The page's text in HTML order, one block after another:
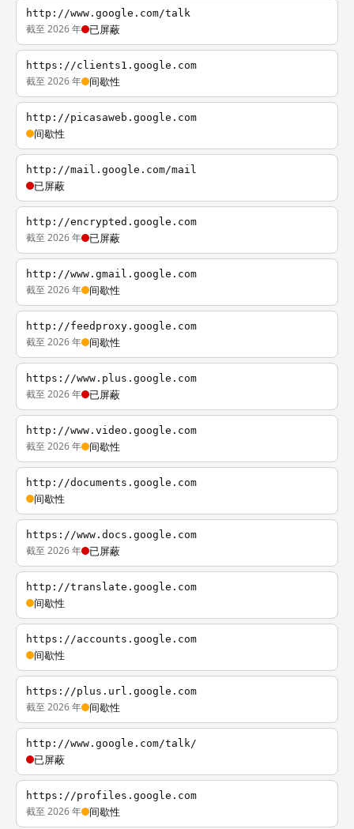
http://www.google.com/talk
截至 2026 年 已屏蔽
https://clients1.google.com
截至 2026 年 间歇性
http://picasaweb.google.com
间歇性
http://mail.google.com/mail
已屏蔽
http://encrypted.google.com
截至 2026 年 已屏蔽
http://www.gmail.google.com
截至 2026 年 间歇性
http://feedproxy.google.com
截至 2026 年 间歇性
https://www.plus.google.com
截至 2026 年 已屏蔽
http://www.video.google.com
截至 2026 年 间歇性
http://documents.google.com
间歇性
https://www.docs.google.com
截至 2026 年 已屏蔽
http://translate.google.com
间歇性
https://accounts.google.com
间歇性
https://plus.url.google.com
截至 2026 年 间歇性
http://www.google.com/talk/
已屏蔽
https://profiles.google.com
截至 2026 年 间歇性